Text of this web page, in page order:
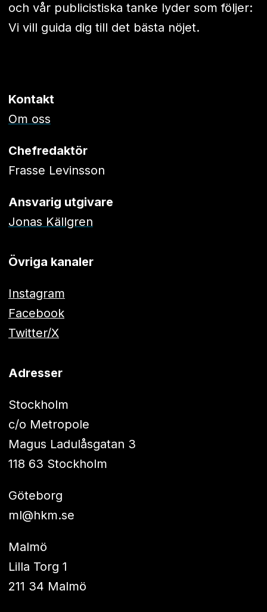
och vår publicistiska tanke lyder som följer:
Vi vill guida dig till det bästa nöjet.
Kontakt
Om oss
Chefredaktör
Frasse Levinsson
Ansvarig utgivare
Jonas Källgren
Övriga kanaler
Instagram
Facebook
Twitter/X
Adresser
Stockholm
c/o Metropole
Magus Ladulåsgatan 3
118 63 Stockholm
Göteborg
ml@hkm.se
Malmö
Lilla Torg 1
211 34 Malmö